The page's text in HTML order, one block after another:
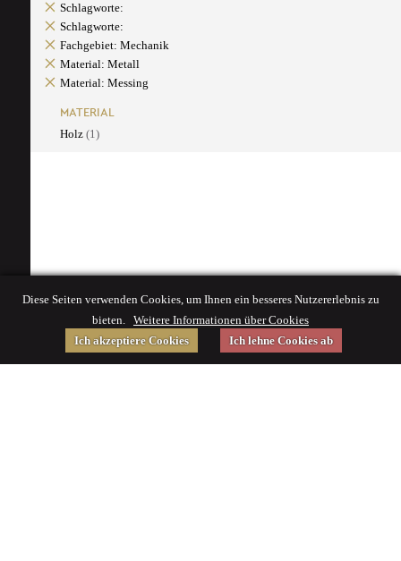
Schlagworte:
Schlagworte:
Fachgebiet: Mechanik
Material: Metall
Material: Messing
MATERIAL
Holz (1)
Diese Seiten verwenden Cookies, um Ihnen ein besseres Nutzererlebnis zu
bieten. Weitere Informationen über Cookies
Ich akzeptiere Cookies
Ich lehne Cookies ab